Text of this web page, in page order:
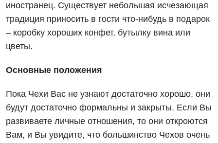
иностранец. Существует небольшая исчезающая
традиция приносить в гости что-нибудь в подарок
– коробку хороших конфет, бутылку вина или
цветы.
Основные положения
Пока Чехи Вас не узнают достаточно хорошо, они
будут достаточно формальны и закрыты. Если Вы
развиваете личные отношения, то они откроются
Вам, и Вы увидите, что большинство Чехов очень